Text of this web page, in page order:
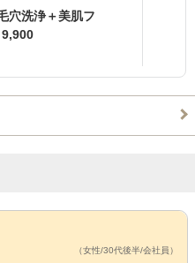
穴洗浄＋美肌フ
（女性/30代後半/会社員）